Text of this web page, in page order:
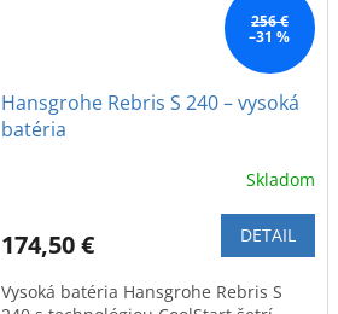
256 €
–31 %
Hansgrohe Rebris S 240 – vysoká
batéria
Skladom
174,50 € DETAIL
Vysoká batéria Hansgrohe Rebris S